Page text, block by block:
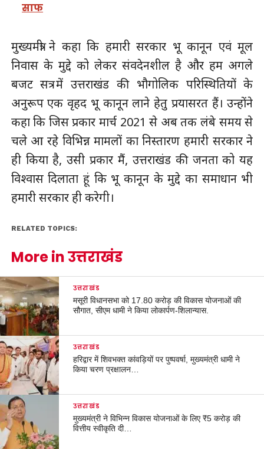
साफ
मुख्यमंत्री ने कहा कि हमारी सरकार भू कानून एवं मूल
निवास के मुद्दे को लेकर संवदेनशील है और हम अगले
बजट सत्र में उत्तराखंड की भौगोलिक परिस्थितियों के
अनुरूप एक वृहद भू कानून लाने हेतु प्रयासरत हैं। उन्होंने
कहा कि जिस प्रकार मार्च 2021 से अब तक लंबे समय से
चले आ रहे विभिन्न मामलों का निस्तारण हमारी सरकार ने
ही किया है, उसी प्रकार मैं, उत्तराखंड की जनता को यह
विश्वास दिलाता हूं कि भू कानून के मुद्दे का समाधान भी
हमारी सरकार ही करेगी।
RELATED TOPICS:
More in उत्तराखंड
उत्तराखंड
मसूरी विधानसभा को 17.80 करोड़ की विकास योजनाओं की
सौगात, सीएम धामी ने किया लोकार्पण-शिलान्यास.
उत्तराखंड
हरिद्वार में शिवभक्त कांवड़ियों पर पुष्पवर्षा, मुख्यमंत्री धामी ने
किया चरण प्रक्षालन…
उत्तराखंड
मुख्यमंत्री ने विभिन्न विकास योजनाओं के लिए ₹5 करोड़ की
वित्तीय स्वीकृति दी…